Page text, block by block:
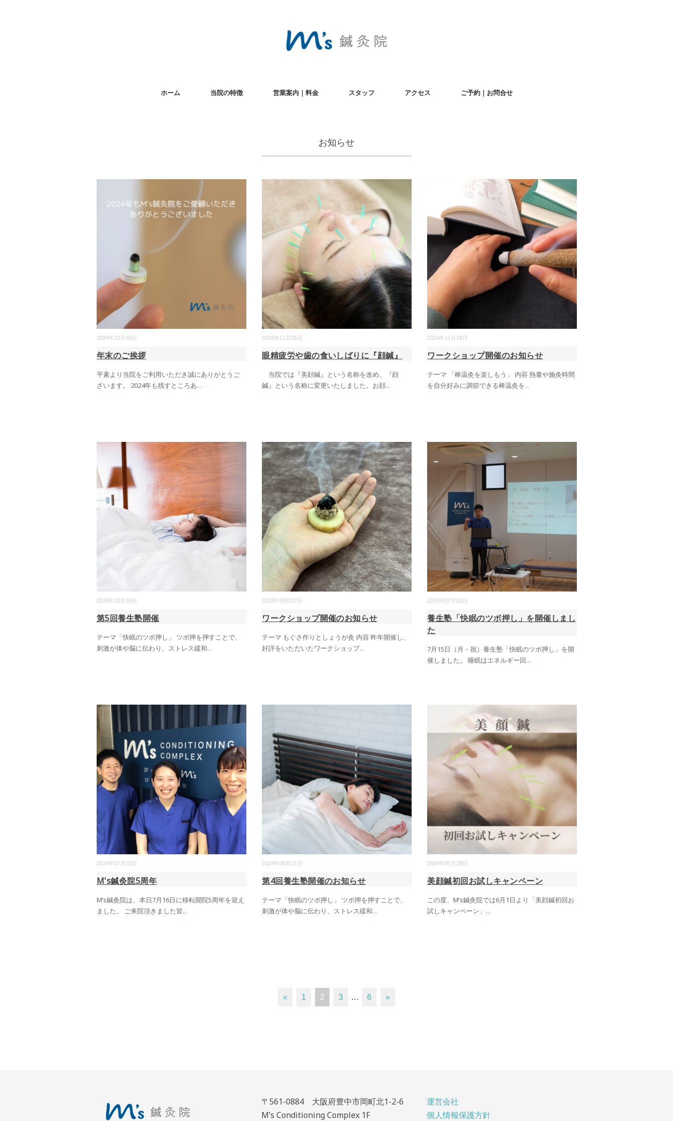
ホーム 当院の特徴 営業案内｜料金 スタッフ アクセス ご予約｜お問合せ
お知らせ
2024年12月30日
年末のご挨拶
平素より当院をご利用いただき誠にありがとうご
ざいます。 2024年も残すところあ...
2024年11月25日
眼精疲労や歯の食いしばりに『顔鍼』
当院では『美顔鍼』という名称を改め、『顔
鍼』という名称に変更いたしました。お顔...
2024年11月18日
ワークショップ開催のお知らせ
テーマ 「棒温灸を楽しもう」 内容 熱量や施灸時間
を自分好みに調節できる棒温灸を...
2024年10月16日
第5回養生塾開催
テーマ「快眠のツボ押し」 ツボ押を押すことで、
刺激が体や脳に伝わり、ストレス緩和...
2024年08月27日
ワークショップ開催のお知らせ
テーマ もぐさ作りとしょうが灸 内容 昨年開催し、
好評をいただいたワークショップ...
2024年07月25日
養生塾「快眠のツボ押し」を開催しまし
た
7月15日（月・祝）養生塾「快眠のツボ押し」を開
催しました。 睡眠はエネルギー回...
2024年07月16日
M's鍼灸院5周年
M’s鍼灸院は、本日7月16日に移転開院5周年を迎え
ました。 ご来院頂きました皆...
2024年06月11日
第4回養生塾開催のお知らせ
テーマ「快眠のツボ押し」 ツボ押を押すことで、
刺激が体や脳に伝わり、ストレス緩和...
2024年05月29日
美顔鍼初回お試しキャンペーン
この度、M’s鍼灸院では6月1日より「美顔鍼初回お
試しキャンペーン」 ...
« 1 2 3 … 6 »
〒561-0884 大阪府豊中市岡町北1-2-6
M’s Conditioning Complex 1F
運営会社
個人情報保護方針